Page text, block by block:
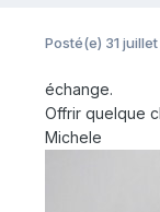
Posté(e) 31
échange.
Offrir quelque
Michele